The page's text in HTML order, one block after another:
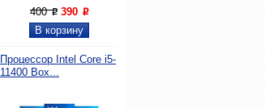
400P 390 P
Процессор Intel Core i5-
11400 Box...